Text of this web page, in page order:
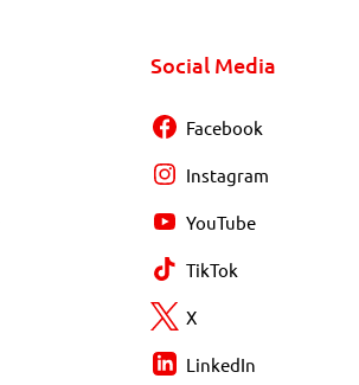
Social Media
Facebook
Instagram
YouTube
TikTok
X
LinkedIn